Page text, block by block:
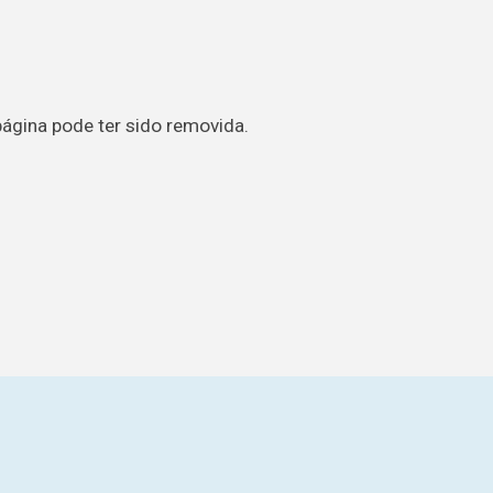
pode ter sido removida.